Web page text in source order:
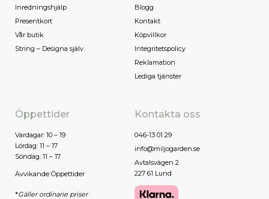
Inredningshjälp
Presentkort
Vår butik
String – Designa själv
Blogg
Kontakt
Köpvillkor
Integritetspolicy
Reklamation
Lediga tjänster
Öppettider
Vardagar: 10 – 19
Lördag: 11 – 17
Söndag: 11 – 17
Avvikande Öppettider
*Gäller ordinarie priser
Kontakta oss
046-13 01 29
info@miljogarden.se
Avtalsvägen 2
227 61 Lund